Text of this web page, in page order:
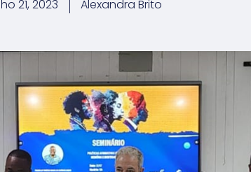
21, 2023 Alexandra Brito